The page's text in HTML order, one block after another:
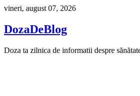
Skip
content
vineri, august 07, 2026
DozaDeBlog
Doza ta zilnica de informatii despre